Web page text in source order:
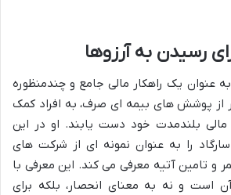
رسیدن به آرزوها
عنوان یک راهکار مالی جامع و چندمنظوره
از پوشش های بیمه ای صرف، به افراد کمک
بلندمدت خود دست یابند. او در این
را به عنوان نمونه ای از شرکت های
و تامین آتیه معرفی می کند. این معرفی با
است و نه به معنای انحصار، بلکه برای